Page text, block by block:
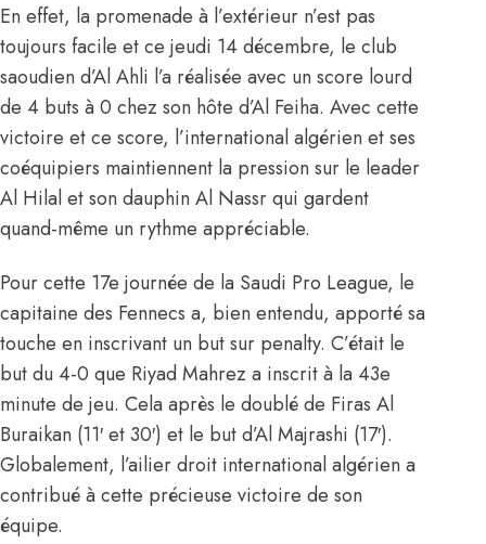
En effet, la promenade à l’extérieur n’est pas
toujours facile et ce jeudi 14 décembre, le club
saoudien d’Al Ahli l’a réalisée avec un score lourd
de 4 buts à 0 chez son hôte d’Al Feiha. Avec cette
victoire et ce score, l’international algérien et ses
coéquipiers maintiennent la pression sur le leader
Al Hilal et son dauphin Al Nassr qui gardent
quand-même un rythme appréciable.
Pour cette 17e journée de la Saudi Pro League, le
capitaine des Fennecs a, bien entendu, apporté sa
touche en inscrivant un but sur penalty. C’était le
but du 4-0 que Riyad Mahrez a inscrit à la 43e
minute de jeu. Cela après le doublé de Firas Al
Buraikan (11′ et 30′) et le but d’Al Majrashi (17′).
Globalement, l’ailier droit international algérien a
contribué à cette précieuse victoire de son
équipe.